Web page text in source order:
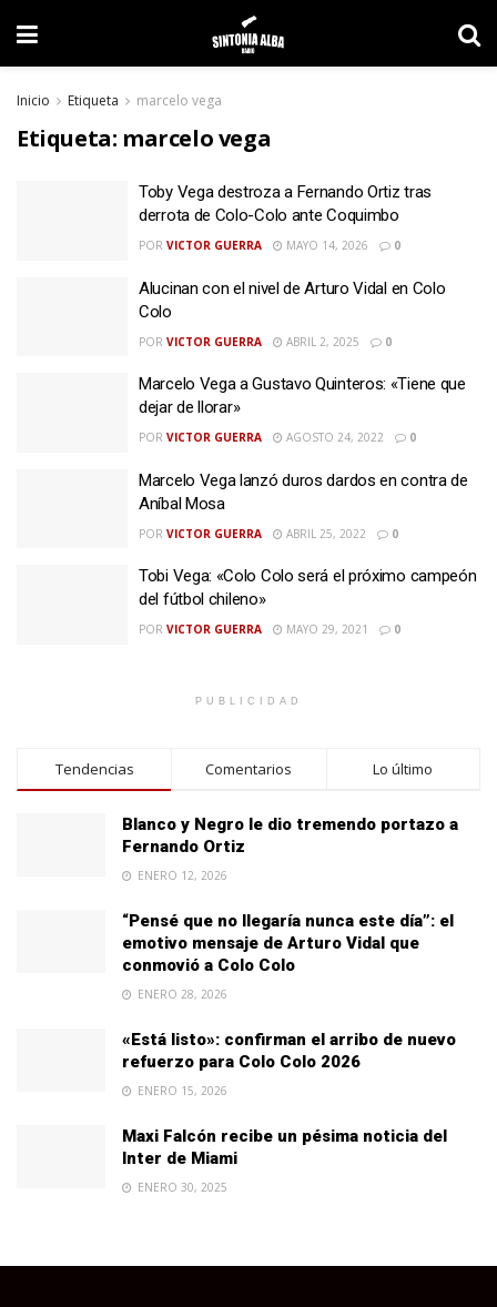
Inicio Etiqueta marcelo vega
Etiqueta: marcelo vega
Toby Vega destroza a Fernando Ortiz tras
derrota de Colo-Colo ante Coquimbo
POR VICTOR GUERRA MAYO 14, 2026 0
Alucinan con el nivel de Arturo Vidal en Colo
Colo
POR VICTOR GUERRA ABRIL 2, 2025 0
Marcelo Vega a Gustavo Quinteros: «Tiene que
dejar de llorar»
POR VICTOR GUERRA AGOSTO 24, 2022 0
Marcelo Vega lanzó duros dardos en contra de
Aníbal Mosa
POR VICTOR GUERRA ABRIL 25, 2022 0
Tobi Vega: «Colo Colo será el próximo campeón
del fútbol chileno»
POR VICTOR GUERRA MAYO 29, 2021 0
PUBLICIDAD
Tendencias Comentarios Lo último
Blanco y Negro le dio tremendo portazo a
Fernando Ortiz
ENERO 12, 2026
“Pensé que no llegaría nunca este día”: el
emotivo mensaje de Arturo Vidal que
conmovió a Colo Colo
ENERO 28, 2026
«Está listo»: confirman el arribo de nuevo
refuerzo para Colo Colo 2026
ENERO 15, 2026
Maxi Falcón recibe un pésima noticia del
Inter de Miami
ENERO 30, 2025